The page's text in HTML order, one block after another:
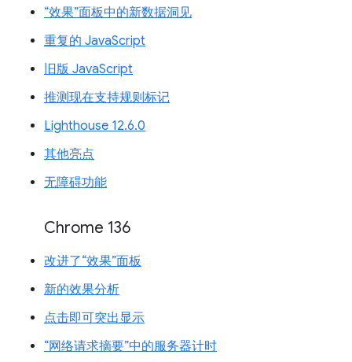
“效果”面板中的新数据洞见
重复的 JavaScript
旧版 JavaScript
推测现在支持规则标记
Lighthouse 12.6.0
其他亮点
无障碍功能
Chrome 136
改进了“效果”面板
新的效果分析
点击即可突出显示
“网络请求摘要”中的服务器计时